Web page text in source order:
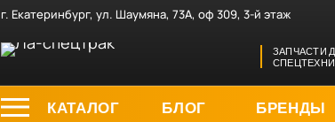
г. Екатеринбург, ул. Шаумяна, 73А, оф 309, 3-й этаж
ЗАПЧАСТИ
КАТАЛОГ БЛОГ БРЕНДЫ